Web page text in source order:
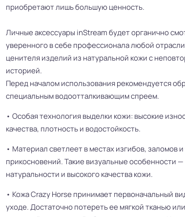
приобретают лишь большую ценность.
Личные аксессуары inStream будет органично
уверенного в себе профессионала любой
ценителя изделий из натуральной кожи с
историей.
Перед началом использования рекомендуется
специальным водоотталкивающим спреем.
• Особая технология выделки кожи: высокие
качества, плотность и водостойкость.
• Материал светлеет в местах изгибов, заломов и
прикосновений. Такие визуальные особенности —
натуральности и высокого качества кожи.
• Кожа Crazy Horse принимает первоначальный
уходе. Достаточно потереть ее мягкой тканью